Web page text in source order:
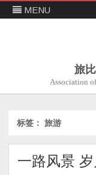
MENU
旅
Association
标签： 旅游
一路风景